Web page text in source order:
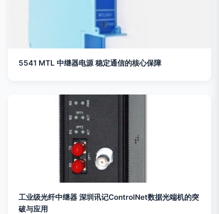
5541 MTL 中继器电源 稳定通信的核心保障
工业级光纤中继器 深圳讯记ControlNet数据光端机的突
破与应用